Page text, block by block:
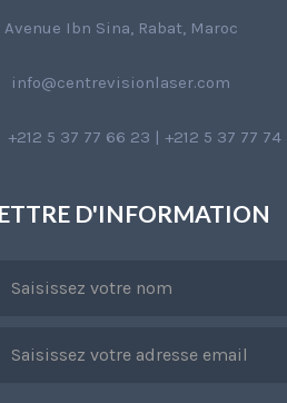
Avenue Ibn Sina, Rabat, Maroc
info@centrevisionlaser.com
+212 5 37 77 66 23 | +212 5 37 77 74
D'INFORMATION